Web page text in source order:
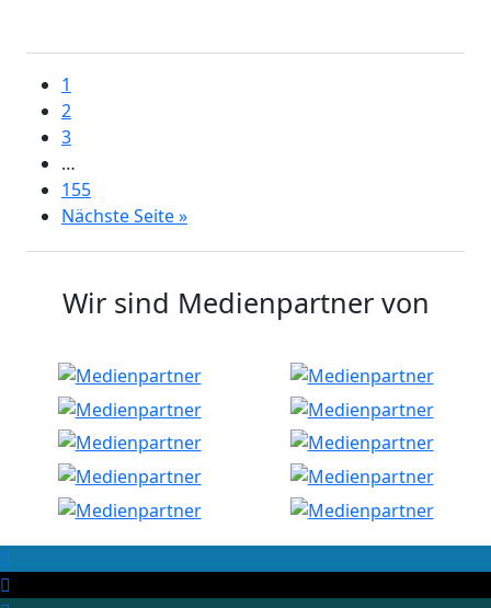
1
2
3
…
155
Nächste Seite »
Wir sind Medienpartner von